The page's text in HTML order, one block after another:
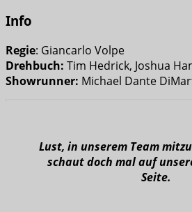
Info
Regie: Giancarlo Volpe
Drehbuch: Tim Hedrick, Joshua
Showrunner: Michael Dante
Lust, in unserem Team
schaut doch mal auf
Seite.